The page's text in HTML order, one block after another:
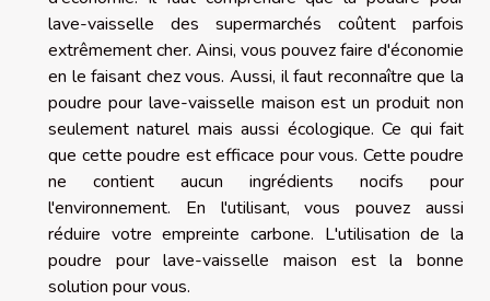
lave-vaisselle des supermarchés coûtent parfois
extrêmement cher. Ainsi, vous pouvez faire d'économie
en le faisant chez vous. Aussi, il faut reconnaître que la
poudre pour lave-vaisselle maison est un produit non
seulement naturel mais aussi écologique. Ce qui fait
que cette poudre est efficace pour vous. Cette poudre
ne contient aucun ingrédients nocifs pour
l'environnement. En l'utilisant, vous pouvez aussi
réduire votre empreinte carbone. L'utilisation de la
poudre pour lave-vaisselle maison est la bonne
solution pour vous.